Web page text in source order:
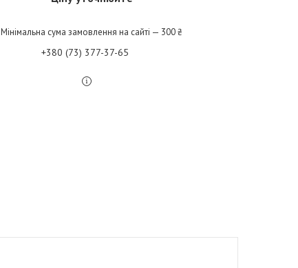
Мінімальна сума замовлення на сайті — 300 ₴
+380 (73) 377-37-65